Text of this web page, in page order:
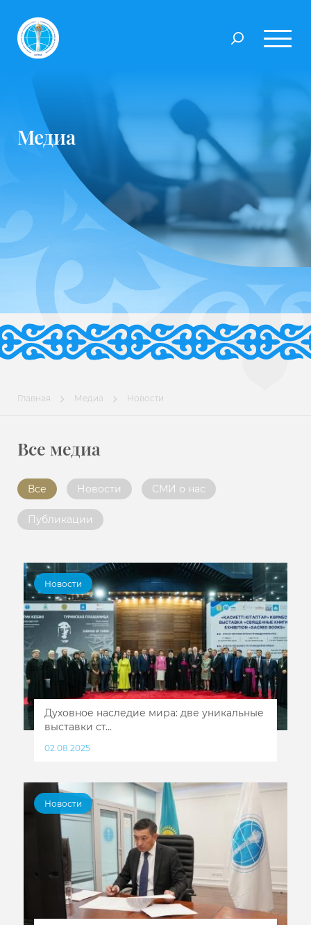
Медиа
Главная Медиа Новости
Все медиа
Все Новости СМИ о нас
Публикации
Новости
Духовное наследие мира: две уникальные
выставки ст...
02.08.2025
Новости